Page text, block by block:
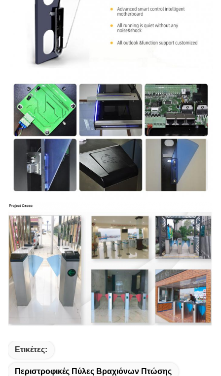
Ετικέτες:
Περιστροφικές Πύλες Βραχιόνων Πτώσης